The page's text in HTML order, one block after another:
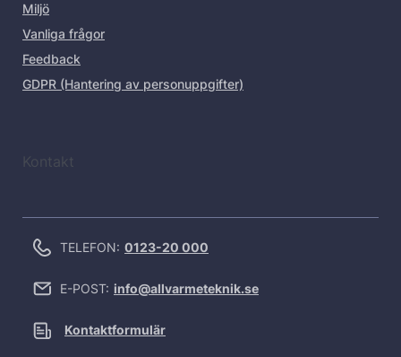
Miljö
Vanliga frågor
Feedback
GDPR (Hantering av personuppgifter)
Kontakt
TELEFON: 0123-20 000
E-POST: info@allvarmeteknik.se
Kontaktformulär